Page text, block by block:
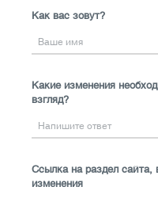
Как вас зовут?
Какие изменения
взгляд?
Ссылка на раздел сайта,
изменения